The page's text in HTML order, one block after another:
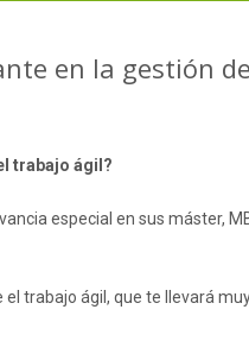
en la gestión
trabajo ágil?
especial en sus máster,
trabajo ágil, que te llevará